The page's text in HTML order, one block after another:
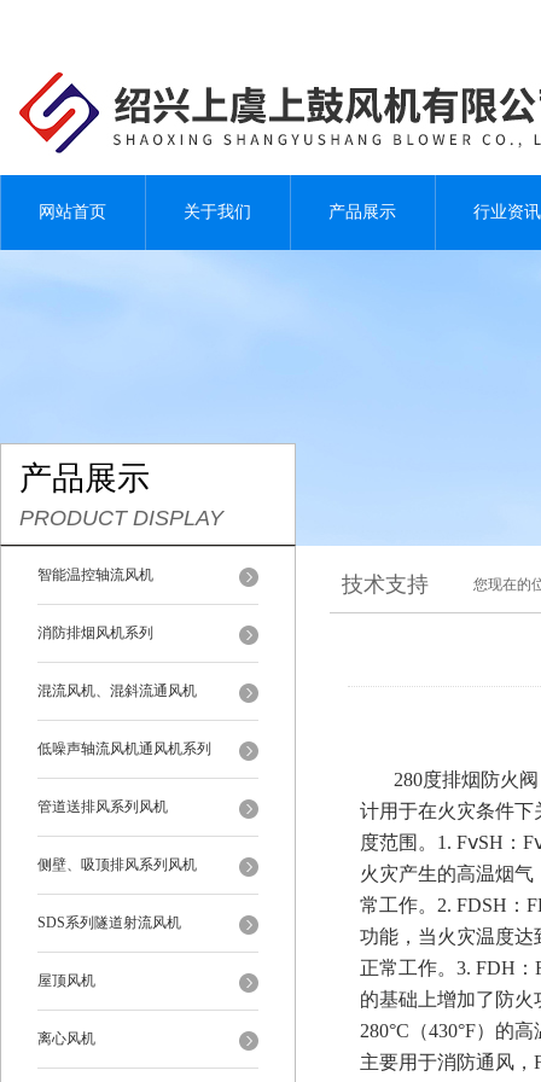
网站首页 关于我们 产品展示 行业资讯
产品展示
PRODUCT DISPLAY
智能温控轴流风机
消防排烟风机系列
混流风机、混斜流通风机
低噪声轴流风机通风机系列
管道送排风系列风机
侧壁、吸顶排风系列风机
SDS系列隧道射流风机
屋顶风机
离心风机
技术支持 您现在的
280度排烟防火阀
计用于在火灾条件下
度范围。1. FⅴSH：
火灾产生的高温烟气
常工作。2. FDSH：
功能，当火灾温度达
正常工作。3. FDH
的基础上增加了防
280°C（430°F）的
主要用于消防通风，